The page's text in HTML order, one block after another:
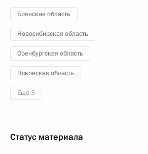
Брянская область
Новосибирская область
Оренбургская область
Псковская область
Ещё 3
Статус материала